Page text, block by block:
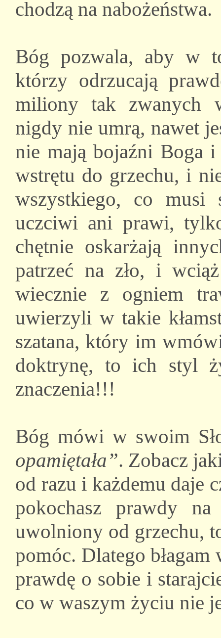
chodzą na nabożeństwa.
Bóg pozwala, aby w
którzy odrzucają
miliony tak zwanych
nigdy nie umrą, nawet
nie mają bojaźni Boga
wstrętu do grzechu, i
wszystkiego, co
uczciwi ani prawi,
chętnie oskarżają
patrzeć na zło, i
wiecznie z ogniem
uwierzyli w takie
szatana, który im
doktrynę, to ich styl
znaczenia!!!
Bóg mówi w swoim
opamiętała”. Zobacz
od razu i każdemu daje
pokochasz prawdy
uwolniony od grzechu,
pomóc. Dlatego
prawdę o sobie i
co w waszym życiu nie